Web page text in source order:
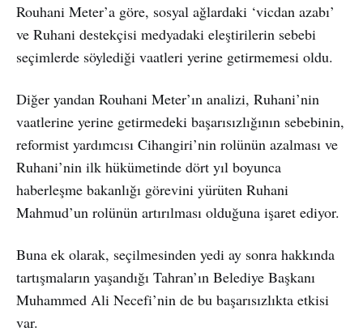
Rouhani Meter’a göre, sosyal ağlardaki ‘vicdan azabı’
ve Ruhani destekçisi medyadaki eleştirilerin sebebi
seçimlerde söylediği vaatleri yerine getirmemesi oldu.
Diğer yandan Rouhani Meter’ın analizi, Ruhani’nin
vaatlerine yerine getirmedeki başarısızlığının sebebinin,
reformist yardımcısı Cihangiri’nin rolünün azalması ve
Ruhani’nin ilk hükümetinde dört yıl boyunca
haberleşme bakanlığı görevini yürüten Ruhani
Mahmud’un rolünün artırılması olduğuna işaret ediyor.
Buna ek olarak, seçilmesinden yedi ay sonra hakkında
tartışmaların yaşandığı Tahran’ın Belediye Başkanı
Muhammed Ali Necefi’nin de bu başarısızlıkta etkisi
var.